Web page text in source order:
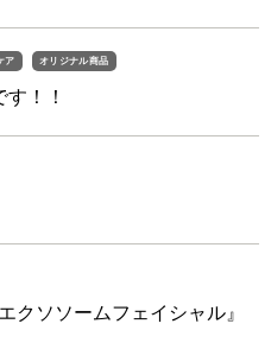
ア オリジナル商品
！！
クソソームフェイシャル』